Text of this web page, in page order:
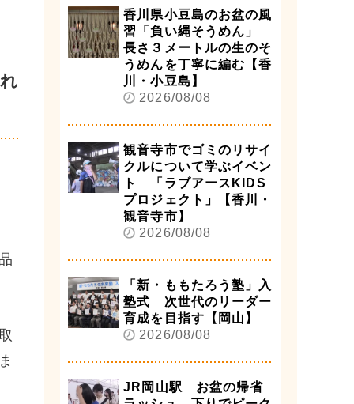
香川県小豆島のお盆の風
習「負い縄そうめん」
長さ３メートルの生のそ
うめんを丁寧に編む【香
川・小豆島】
2026/08/08
観音寺市でゴミのリサイ
クルについて学ぶイベン
ト 「ラブアースKIDS
プロジェクト」【香川・
観音寺市】
2026/08/08
「新・ももたろう塾」入
塾式 次世代のリーダー
育成を目指す【岡山】
2026/08/08
JR岡山駅 お盆の帰省